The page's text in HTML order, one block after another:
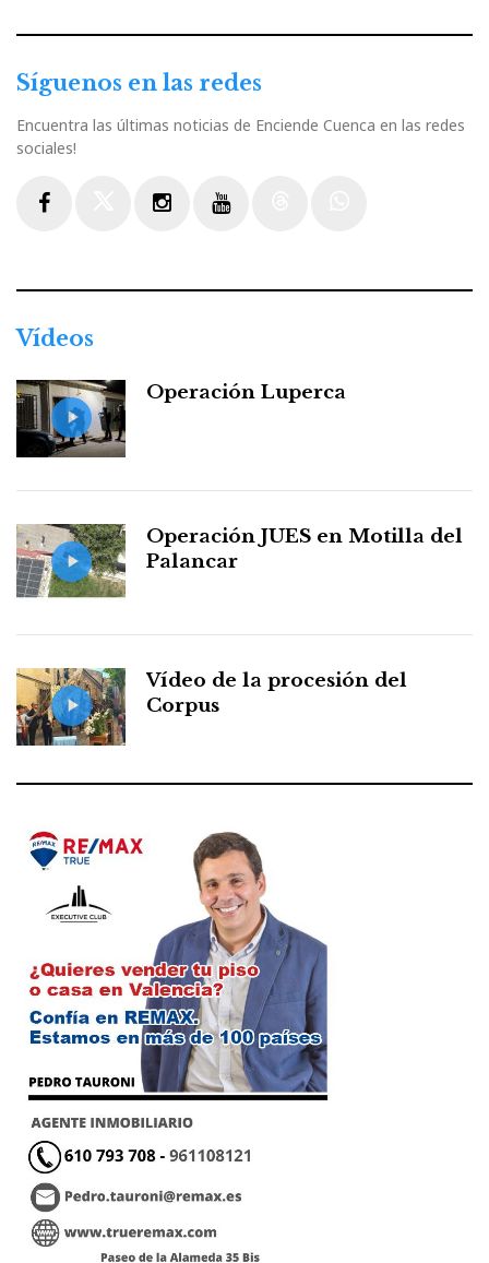
Síguenos en las redes
Encuentra las últimas noticias de Enciende Cuenca en las redes
sociales!
Vídeos
Operación Luperca
Operación JUES en Motilla del
Palancar
Vídeo de la procesión del
Corpus